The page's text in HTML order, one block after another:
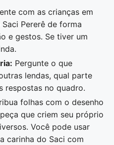
com as crianças em
Pererê de forma
e gestos. Se tiver um
Pergunte o que
lendas, qual parte
respostas no quadro.
folhas com o desenho
que criem seu próprio
Você pode usar
carinha do Saci com